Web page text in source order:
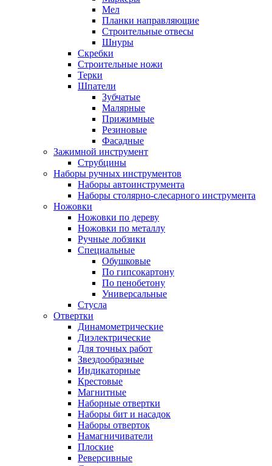
Мел
Планки направляющие
Строительные отвесы
Шнуры
Скребки
Строительные ножи
Терки
Шпатели
Зубчатые
Малярные
Прижимные
Резиновые
Фасадные
Зажимной инструмент
Струбцины
Наборы ручных инструментов
Наборы автоинструмента
Наборы столярно-слесарного инструмента
Ножовки
Ножовки по дереву
Ножовки по металлу
Ручные лобзики
Специальные
Обушковые
По гипсокартону
По пенобетону
Универсальные
Стусла
Отвертки
Динамометрические
Диэлектрические
Для точных работ
Звездообразные
Индикаторные
Крестовые
Магнитные
Наборные отвертки
Наборы бит и насадок
Наборы отверток
Намагничиватели
Плоские
Реверсивные